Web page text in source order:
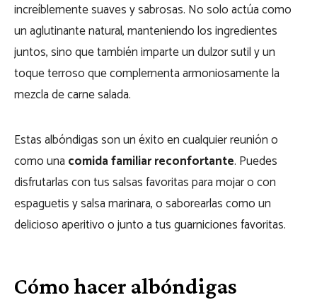
increíblemente suaves y sabrosas. No solo actúa como
un aglutinante natural, manteniendo los ingredientes
juntos, sino que también imparte un dulzor sutil y un
toque terroso que complementa armoniosamente la
mezcla de carne salada.
Estas albóndigas son un éxito en cualquier reunión o
como una comida familiar reconfortante. Puedes
disfrutarlas con tus salsas favoritas para mojar o con
espaguetis y salsa marinara, o saborearlas como un
delicioso aperitivo o junto a tus guarniciones favoritas.
Cómo hacer albóndigas